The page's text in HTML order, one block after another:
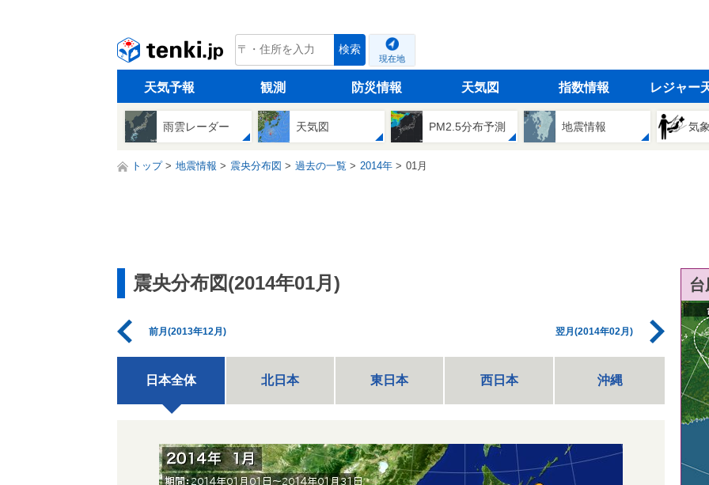
tenki.jp 検索
現在地
天気予報 観測 防災情報 天気図 指数情報 レジャー
雨雲レーダー 天気図 PM2.5分布予測 地震情報 気
トップ 地震情報 震央分布図 過去の一覧 2014年 01月
震央分布図(2014年01月)
前月(2013年12月) 翌月(2014年02月)
日本全体 北日本 東日本 西日本 沖縄